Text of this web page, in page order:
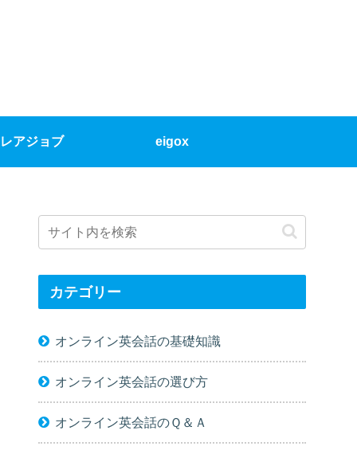
レアジョブ eigox
カテゴリー
オンライン英会話の基礎知識
オンライン英会話の選び方
オンライン英会話のＱ＆Ａ